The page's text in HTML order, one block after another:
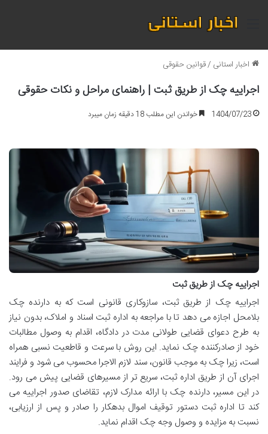
منو
اخبار استانی /قوانین حقوقی
اجراییه چک از طریق ثبت | راهنمای مراحل و نکات حقوقی
1404/07/23 خواندن این مطلب 18 دقیقه زمان میبرد
اجراییه چک از طریق ثبت
اجراییه چک از طریق ثبت، سازوکاری قانونی است که به دارنده چک
بلامحل اجازه می دهد تا با مراجعه به اداره ثبت اسناد و املاک، بدون نیاز
به طرح دعوای قضایی طولانی مدت در دادگاه، اقدام به وصول مطالبات
خود از صادرکننده چک نماید. این روش با سرعت و قاطعیت نسبی همراه
است، زیرا چک به موجب قانون، سند لازم الاجرا محسوب می شود و فرایند
اجرای آن از طریق اداره ثبت، سریع تر از مسیرهای قضایی پیش می رود.
در این مسیر، دارنده چک با ارائه مدارک لازم، تقاضای صدور اجراییه می
کند تا اداره ثبت دستور توقیف اموال بدهکار را صادر و پس از ارزیابی،
نسبت به مزایده و وصول وجه چک اقدام نماید.